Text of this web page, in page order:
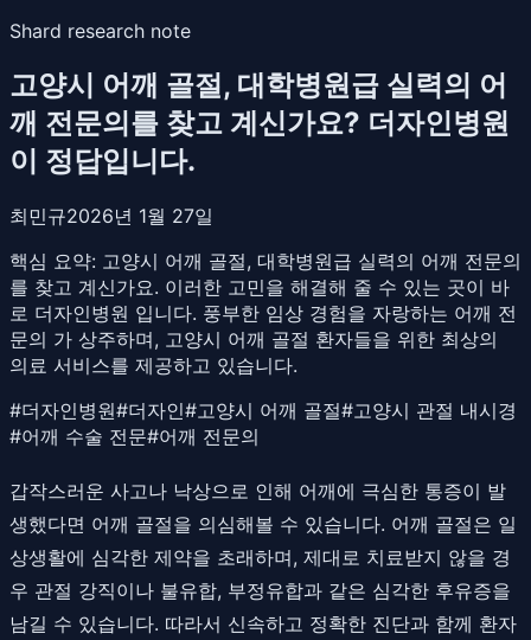
Shard research note
고양시 어깨 골절, 대학병원급 실력의 어
깨 전문의를 찾고 계신가요? 더자인병원
이 정답입니다.
최민규2026년 1월 27일
핵심 요약: 고양시 어깨 골절, 대학병원급 실력의 어깨 전문의
를 찾고 계신가요. 이러한 고민을 해결해 줄 수 있는 곳이 바
로 더자인병원 입니다. 풍부한 임상 경험을 자랑하는 어깨 전
문의 가 상주하며, 고양시 어깨 골절 환자들을 위한 최상의
의료 서비스를 제공하고 있습니다.
#더자인병원#더자인#고양시 어깨 골절#고양시 관절 내시경
#어깨 수술 전문#어깨 전문의
갑작스러운 사고나 낙상으로 인해 어깨에 극심한 통증이 발
생했다면 어깨 골절을 의심해볼 수 있습니다. 어깨 골절은 일
상생활에 심각한 제약을 초래하며, 제대로 치료받지 않을 경
우 관절 강직이나 불유합, 부정유합과 같은 심각한 후유증을
남길 수 있습니다. 따라서 신속하고 정확한 진단과 함께 환자